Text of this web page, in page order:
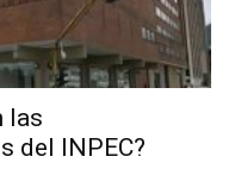
las
del INPEC?